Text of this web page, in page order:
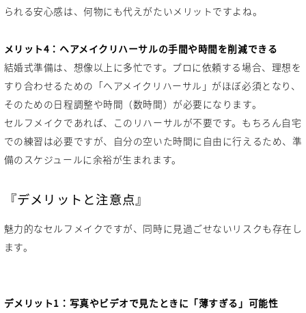
られる安心感は、何物にも代えがたいメリットですよね。
メリット4：ヘアメイクリハーサルの手間や時間を削減できる
結婚式準備は、想像以上に多忙です。プロに依頼する場合、理想を
すり合わせるための「ヘアメイクリハーサル」がほぼ必須となり、
そのための日程調整や時間（数時間）が必要になります。
セルフメイクであれば、このリハーサルが不要です。もちろん自宅
での練習は必要ですが、自分の空いた時間に自由に行えるため、準
備のスケジュールに余裕が生まれます。
『デメリットと注意点』
魅力的なセルフメイクですが、同時に見過ごせないリスクも存在し
ます。
デメリット1：写真やビデオで見たときに「薄すぎる」可能性